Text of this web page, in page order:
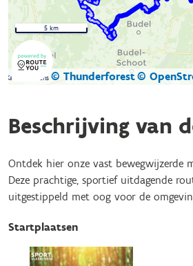
Kaartgegevens © Thunderforest©
5 km
Beschrijving van
Ontdek hier onze vast bewegwijzerde
Deze prachtige, sportief uitdagende
uitgestippeld met oog voor de
Startplaatsen